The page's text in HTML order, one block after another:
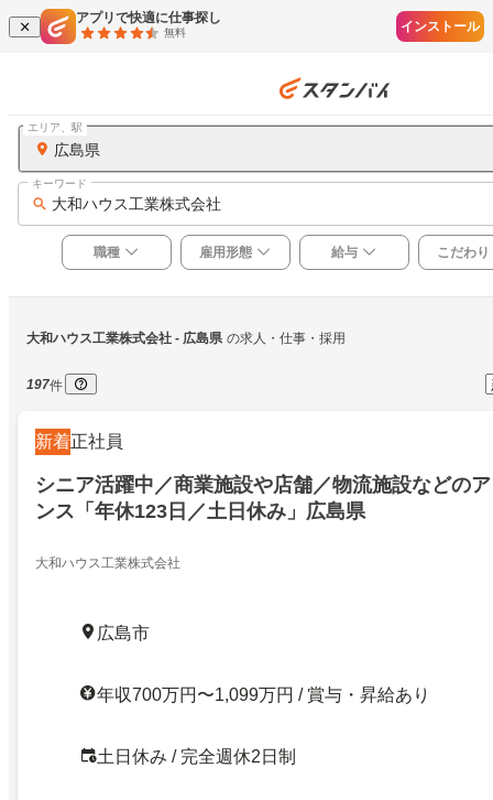
アプリで快適に仕事探し
無料 インストール
広島県
エリア、駅
大和ハウス工業株式会社
キーワード
職種 雇用形態 給与 こだわり
大和ハウス工業株式会社 - 広島県 の求人・仕事・採用
197件
新着正社員
シニア活躍中／商業施設や店舗／物流施設などの
ンス「年休123日／土日休み」広島県
大和ハウス工業株式会社
広島市
年収700万円〜1,099万円 / 賞与・昇給あり
土日休み / 完全週休2日制